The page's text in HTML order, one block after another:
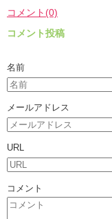
コメント(0)
コメント投稿
名前
メールアドレス
URL
コメント